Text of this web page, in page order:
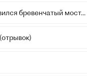
бревенчатый мост...